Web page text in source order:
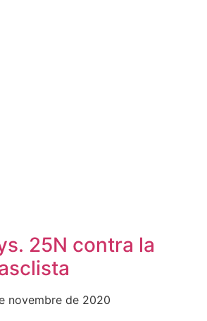
25N contra la
novembre de 2020